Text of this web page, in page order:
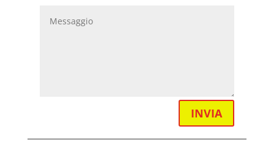
INVIA